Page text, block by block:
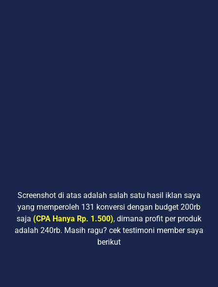
Screenshot di atas adalah salah satu hasil iklan saya
yang memperoleh 131 konversi dengan budget 200rb
saja (CPA Hanya Rp. 1.500), dimana profit per produk
adalah 240rb. Masih ragu? cek testimoni member saya
berikut